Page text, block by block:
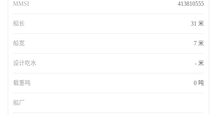
MMSI 413810555
船长 31 米
船宽 7 米
设计吃水 - 米
载重吨 0 吨
船厂